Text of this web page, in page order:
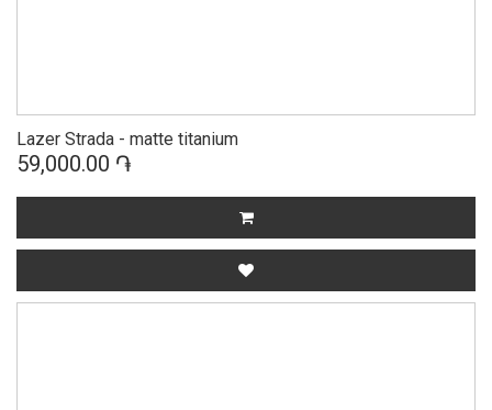
Lazer Strada - matte titanium
59,000.00 ֏